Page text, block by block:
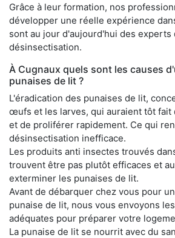
Grâce à leur formation, nos
développer une réelle expérience
sont au jour d'aujourd'hui des experts
désinsectisation.
À Cugnaux quels sont les causes
punaises de lit ?
L'éradication des punaises de lit,
œufs et les larves, qui auraient tôt fait
et de proliférer rapidement. Ce qui
désinsectisation inefficace.
Les produits anti insectes trouvés
trouvent être pas plutôt efficaces et
exterminer les punaises de lit.
Avant de débarquer chez vous pour
punaise de lit, nous vous envoyons
adéquates pour préparer votre
La punaise de lit se nourrit avec du